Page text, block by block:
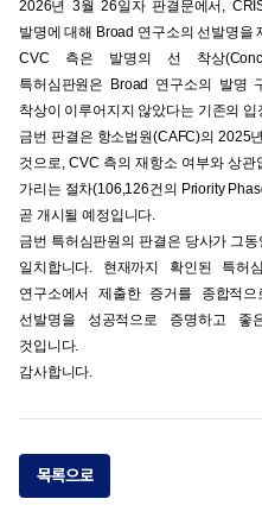
2026년 3월 26일자 판결문에서,
발명에 대해 Broad 연구소의 선발명을
CVC 측은 발명의 선 착상
특허심판원은 Broad 연구소의 발명
착상이 이루어지지 않았다는 기존의
금번 판결은 항소법원(CAFC)의 2025
것으로, CVC 측의 재항소 여부와 상
가리는 절차(106,126건의 Priority
곧 개시될 예정입니다.
금번 특허심판원의 판결은 당사가 그
일치합니다. 현재까지 확인된 특허
연구소에서 제출한 증거를 종합적
선발명을 성공적으로 증명하고
것입니다.
감사합니다.
목록으로